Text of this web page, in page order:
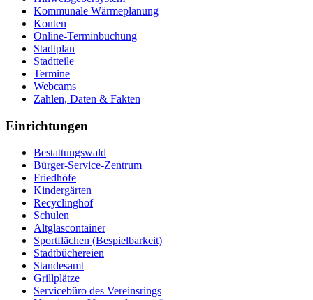
Kommunale Wärmeplanung
Konten
Online-Terminbuchung
Stadtplan
Stadtteile
Termine
Webcams
Zahlen, Daten & Fakten
Einrichtungen
Bestattungswald
Bürger-Service-Zentrum
Friedhöfe
Kindergärten
Recyclinghof
Schulen
Altglascontainer
Sportflächen (Bespielbarkeit)
Stadtbüchereien
Standesamt
Grillplätze
Servicebüro des Vereinsrings